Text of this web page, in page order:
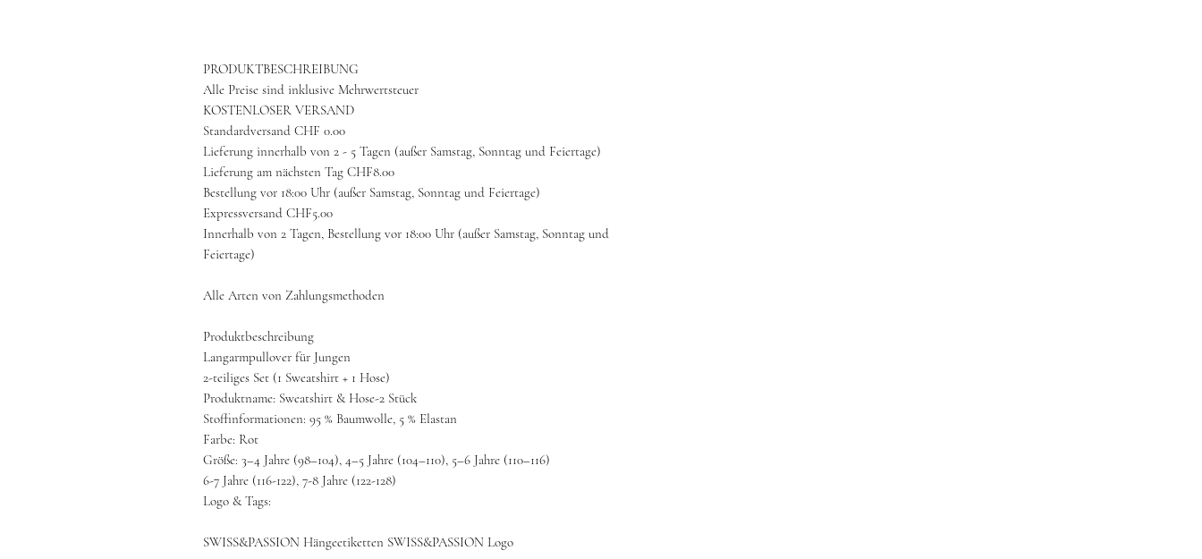
PRODUKTBESCHREIBUNG
Alle Preise sind inklusive Mehrwertsteuer
KOSTENLOSER VERSAND
Standardversand CHF 0.00
Lieferung innerhalb von 2 - 5 Tagen (außer Samstag, Sonntag und Feiertage)
Lieferung am nächsten Tag CHF8.00
Bestellung vor 18:00 Uhr (außer Samstag, Sonntag und Feiertage)
Expressversand CHF5.00
Innerhalb von 2 Tagen, Bestellung vor 18:00 Uhr (außer Samstag, Sonntag und
Feiertage)
Alle Arten von Zahlungsmethoden
Produktbeschreibung
Langarmpullover für Jungen
2-teiliges Set (1 Sweatshirt + 1 Hose)
Produktname: Sweatshirt & Hose-2 Stück
Stoffinformationen: 95 % Baumwolle, 5 % Elastan
Farbe: Rot
Größe: 3–4 Jahre (98–104), 4–5 Jahre (104–110), 5–6 Jahre (110–116)
6-7 Jahre (116-122), 7-8 Jahre (122-128)
Logo & Tags:
SWISS&PASSION Hängeetiketten SWISS&PASSION Logo